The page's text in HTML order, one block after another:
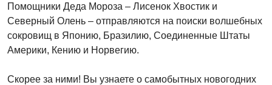
Помощники Деда Мороза – Лисенок Хвостик и
Северный Олень – отправляются на поиски волшебных
сокровищ в Японию, Бразилию, Соединенные Штаты
Америки, Кению и Норвегию.
Скорее за ними! Вы узнаете о самобытных новогодних